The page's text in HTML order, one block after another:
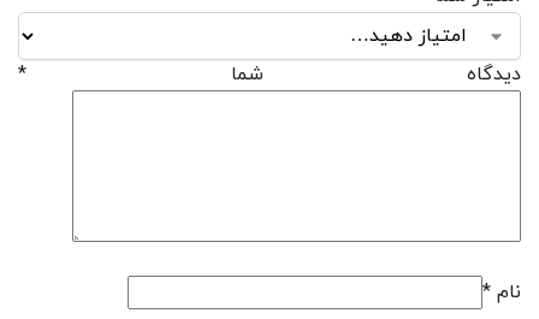
دیدگاه شما *
نام *